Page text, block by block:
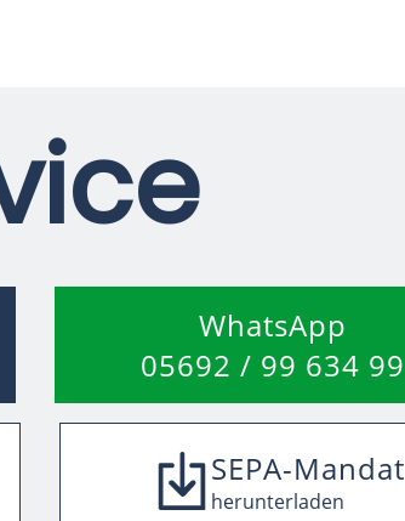
WhatsApp
05692 / 99 634 99
SEPA-Mandat
herunterladen